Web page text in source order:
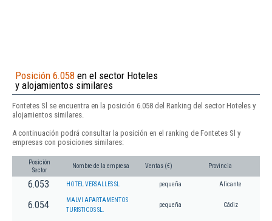
Posición 6.058 en el sector Hoteles
y alojamientos similares
Fontetes Sl se encuentra en la posición 6.058 del Ranking del sector Hoteles y
alojamientos similares.
A continuación podrá consultar la posición en el ranking de Fontetes Sl y
empresas con posiciones similares:
Posición
Sector
Nombre de la empresa Ventas (€) Provincia
6.053 HOTEL VERSALLES SL pequeña Alicante
6.054
MALVI APARTAMENTOS
TURISTICOS SL.
pequeña Cádiz